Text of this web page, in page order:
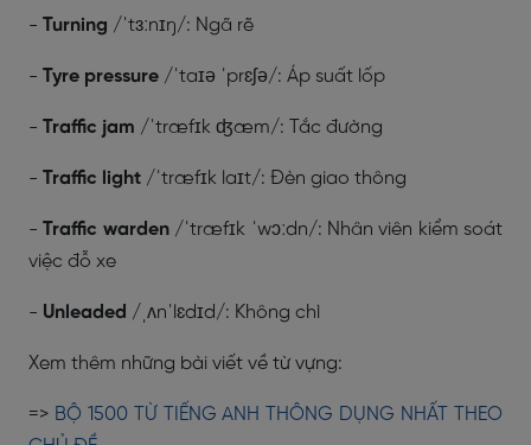
- Turning /ˈtɜːnɪŋ/: Ngã rẽ
- Tyre pressure /ˈtaɪə ˈprɛʃə/: Áp suất lốp
- Traffic jam /ˈtræfɪk ʤæm/: Tắc đường
- Traffic light /ˈtræfɪk laɪt/: Đèn giao thông
-Traffic warden/ˈtræfɪk ˈwɔːdn/: Nhân viên kiểm soát
việc đỗ xe
- Unleaded /ˌʌnˈlɛdɪd/: Không chì
Xem thêm những bài viết về từ vựng:
=> BỘ 1500 TỪ TIẾNG ANH THÔNG DỤNG NHẤT THEO